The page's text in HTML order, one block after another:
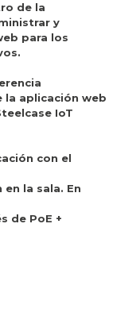
de la
y
para los
la aplicación web
IoT
con el
la sala. En
de PoE +